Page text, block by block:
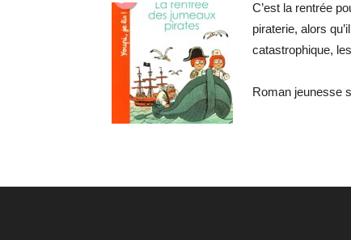
C’est la rentrée
piraterie, alors
catastrophique,
Roman jeunesse